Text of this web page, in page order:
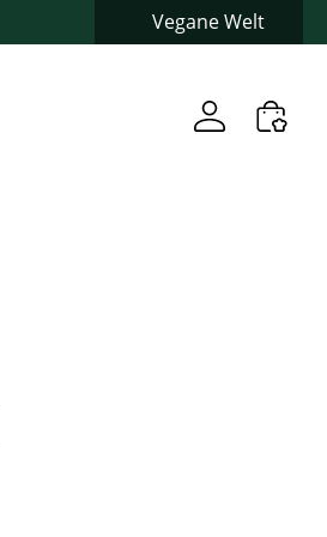
Vegane Welt